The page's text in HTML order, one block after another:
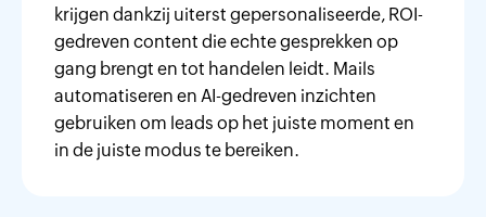
krijgen dankzij uiterst gepersonaliseerde, ROI-
gedreven content die echte gesprekken op
gang brengt en tot handelen leidt. Mails
automatiseren en AI-gedreven inzichten
gebruiken om leads op het juiste moment en
in de juiste modus te bereiken.